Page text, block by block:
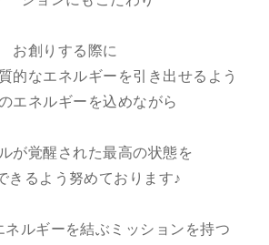
お創りする際に
的なエネルギーを引き出せるよう
エネルギーを込めながら
が覚醒された最高の状態を
きるよう努めております♪
ルギーを結ぶミッションを持つ